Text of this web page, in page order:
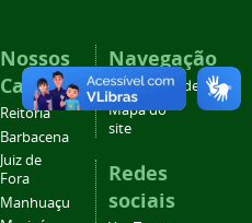
Nossos
Campi
Reitoria
Barbacena
Juiz de
Fora
Manhuaçu
Navegação
Acessibilidade
Mapa do
site
Redes
sociais